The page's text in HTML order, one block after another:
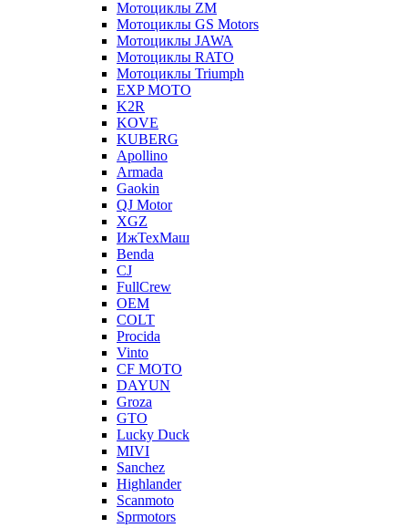
Мотоциклы ZM
Мотоциклы GS Motors
Мотоциклы JAWA
Мотоциклы RATO
Мотоциклы Triumph
EXP MOTO
K2R
KOVE
KUBERG
Apollino
Armada
Gaokin
QJ Motor
XGZ
ИжТехМаш
Benda
CJ
FullCrew
OEM
COLT
Procida
Vinto
CF MOTO
DAYUN
Groza
GTO
Lucky Duck
MIVI
Sanchez
Highlander
Scanmoto
Sprmotors